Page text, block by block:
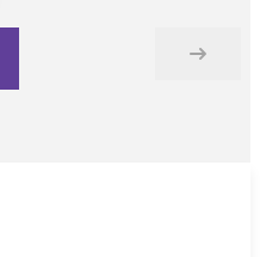
Дальше